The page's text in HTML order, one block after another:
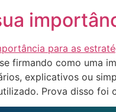
firmando como uma
explicativos ou
Prova disso foi